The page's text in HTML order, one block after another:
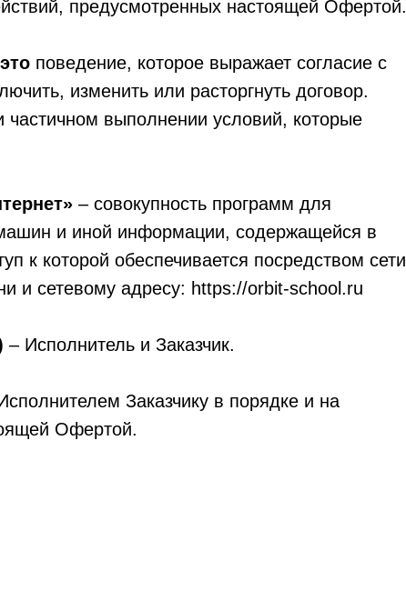
предусмотренных настоящей Офертой.
поведение, которое выражает согласие с
изменить или расторгнуть договор.
частичном выполнении условий, которые
– совокупность программ для
и иной информации, содержащейся в
к которой обеспечивается посредством сети
и сетевому адресу: https://orbit-school.ru
– Исполнитель и Заказчик.
Заказчику в порядке и на
Офертой.